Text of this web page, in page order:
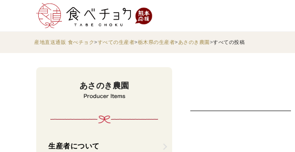
産地直送通販 食べチョク すべての生産者 栃木県の生産者 あさのき農園 すべての投稿
あさのき農園
生産者について